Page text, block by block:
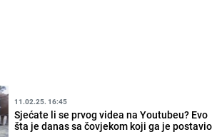
11.02.25. 16:45
Sjećate li se prvog videa na Youtubeu? Evo
šta je danas sa čovjekom koji ga je postavio